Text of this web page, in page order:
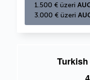
1.500 € üzeri
3.000 € üzeri